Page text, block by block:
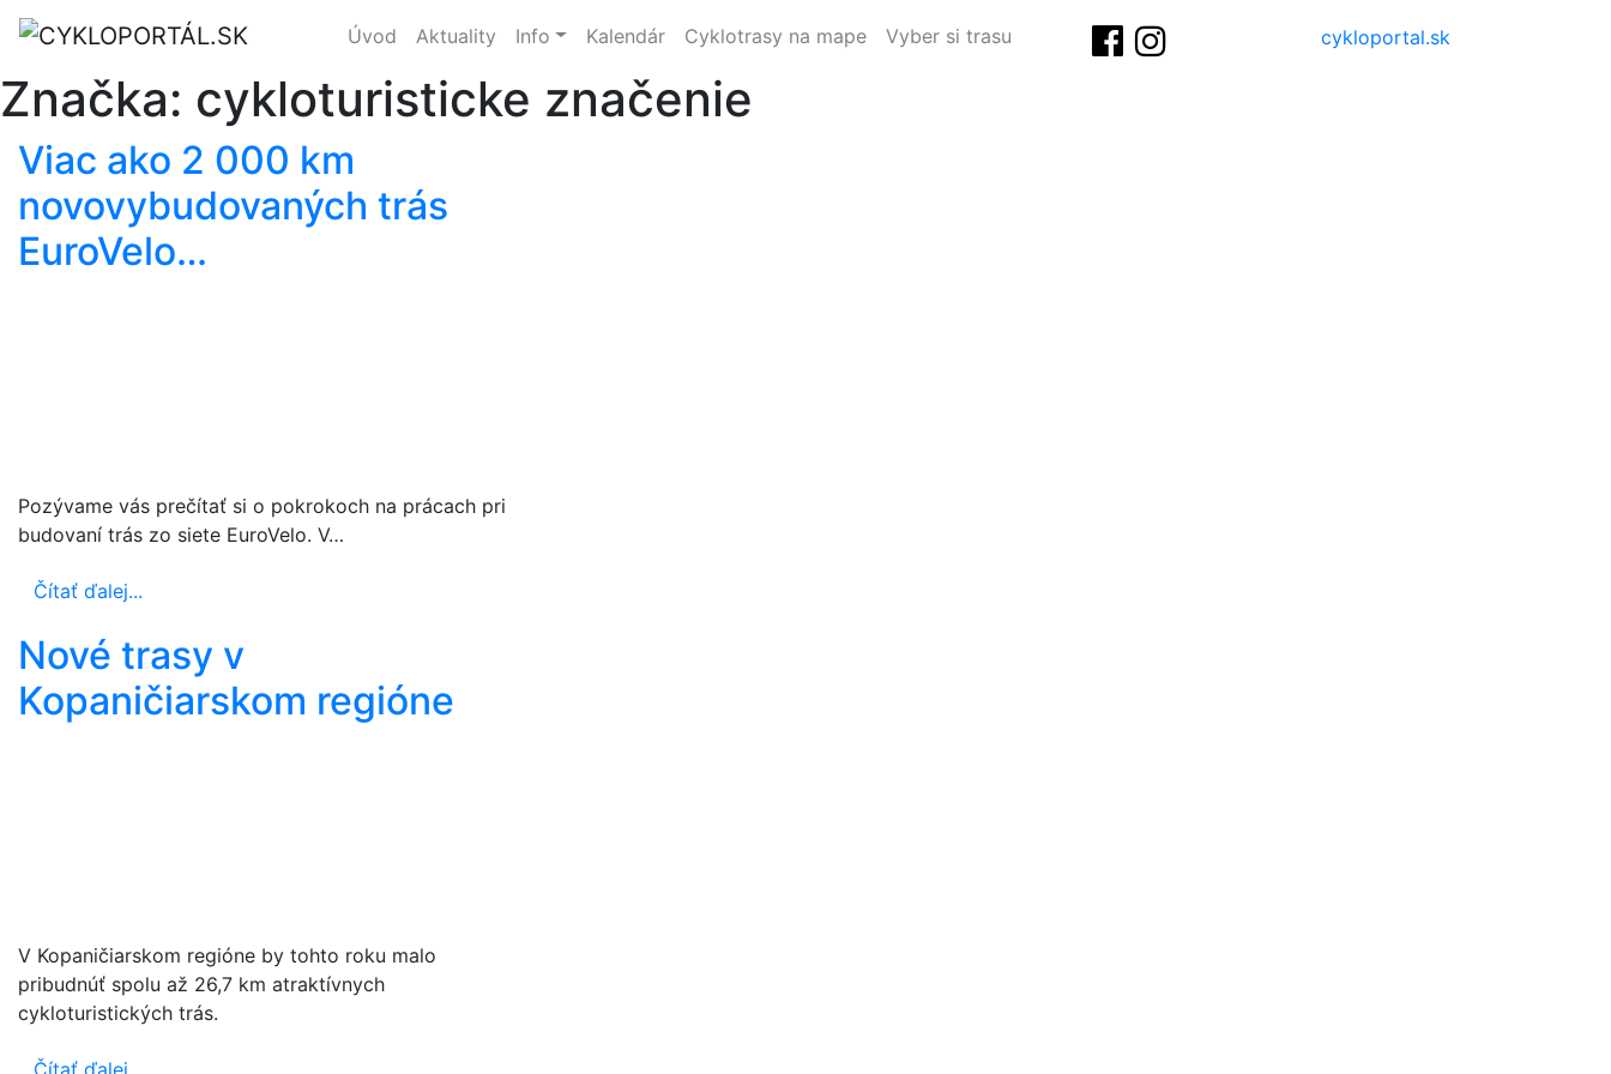
Úvod Aktuality Info Kalendár Cyklotrasy na mape Vyber si trasu cykloportal.sk
Značka: cykloturisticke značenie
Viac ako 2 000 km
novovybudovaných trás
EuroVelo…
Pozývame vás prečítať si o pokrokoch na prácach pri
budovaní trás zo siete EuroVelo. V…
Čítať ďalej...
Nové trasy v
Kopaničiarskom regióne
V Kopaničiarskom regióne by tohto roku malo
pribudnúť spolu až 26,7 km atraktívnych
cykloturistických trás.
Čítať ďalej...